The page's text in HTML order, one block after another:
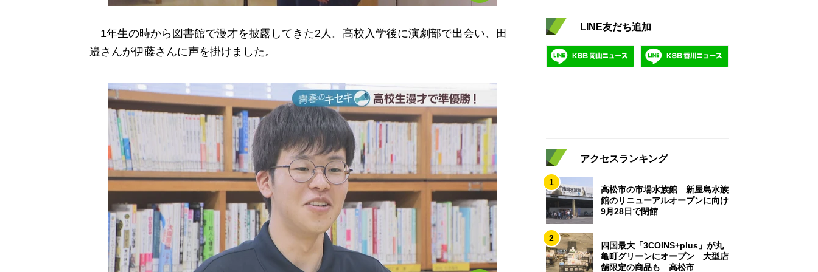
1年生の時から図書館で漫才を披露してきた2人。高校入学後に演劇部で出会い、田
邉さんが伊藤さんに声を掛けました。
LINE友だち追加
アクセスランキング
1
高松市の市場水族館 新屋島水族
館のリニューアルオープンに向け
9月28日で閉館
2
四国最大「3COINS+plus」が丸
亀町グリーンにオープン 大型店
舗限定の商品も 高松市